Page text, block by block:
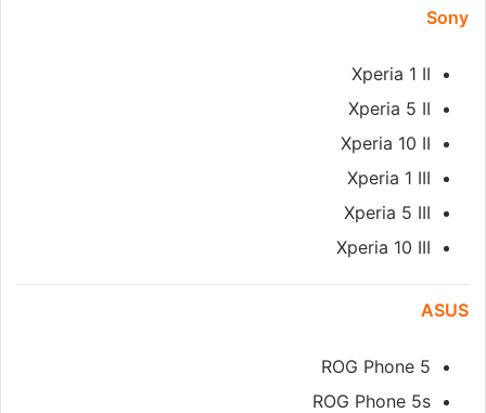
Sony
Xperia 1 II
Xperia 5 II
Xperia 10 II
Xperia 1 III
Xperia 5 III
Xperia 10 III
ASUS
ROG Phone 5
ROG Phone 5s